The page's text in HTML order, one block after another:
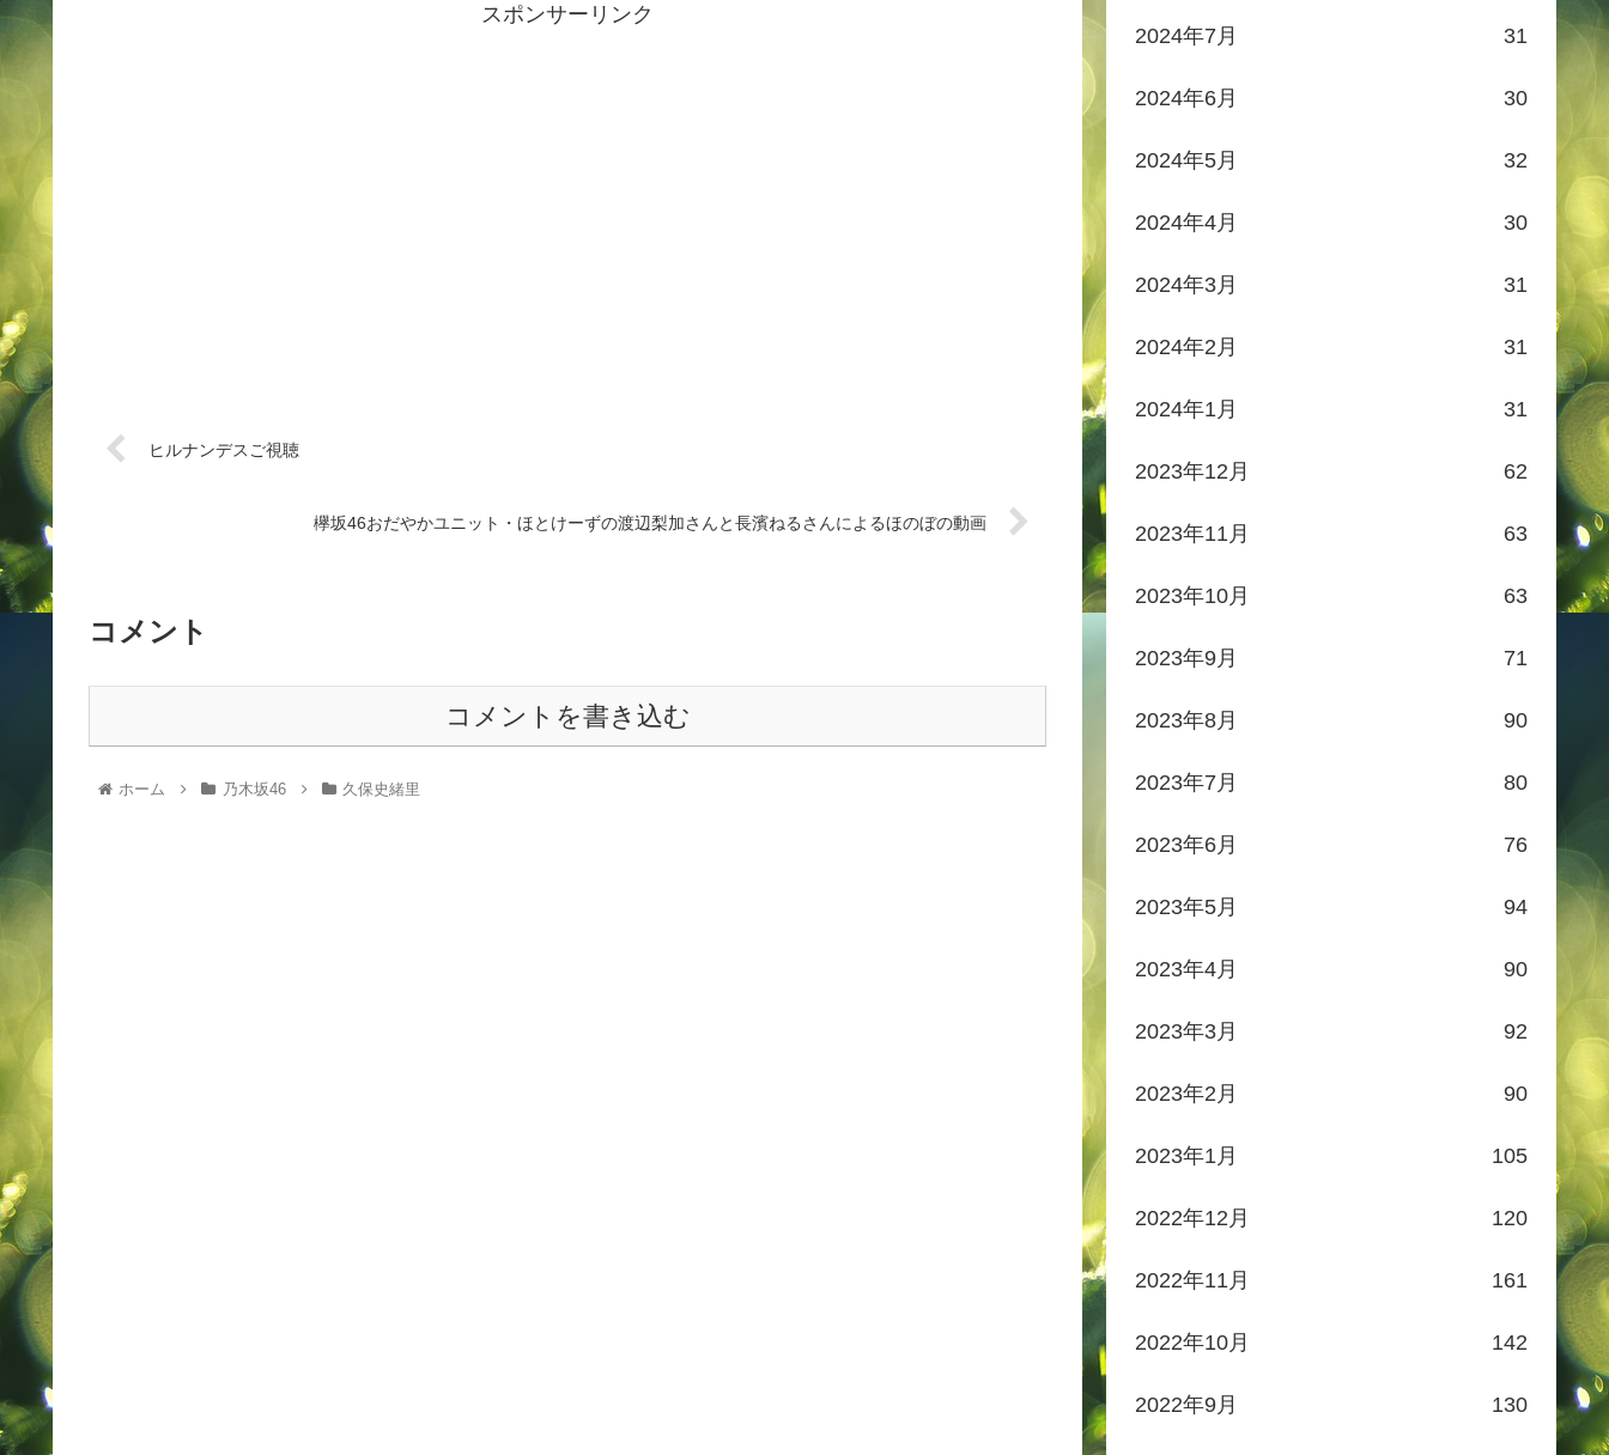
スポンサーリンク
ヒルナンデスご視聴
欅坂46おだやかユニット・ほとけーずの渡辺梨加さんと長濱ねるさんによるほのぼの動画
コメント
コメントを書き込む
ホーム 乃木坂46 久保史緒里
2024年7月 31
2024年6月 30
2024年5月 32
2024年4月 30
2024年3月 31
2024年2月 31
2024年1月 31
2023年12月 62
2023年11月 63
2023年10月 63
2023年9月 71
2023年8月 90
2023年7月 80
2023年6月 76
2023年5月 94
2023年4月 90
2023年3月 92
2023年2月 90
2023年1月 105
2022年12月 120
2022年11月 161
2022年10月 142
2022年9月 130